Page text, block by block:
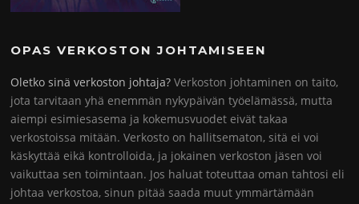
OPAS VERKOSTON JOHTAMISEEN
Oletko sinä verkoston johtaja? Verkoston johtaminen on taito,
jota tarvitaan yhä enemmän nykypäivän työelämässä, mutta
aiempi esimiesasema ja kokemusvuodet eivät takaa
verkostoissa mitään. Verkosto on hallitsematon, sitä ei voi
käskyttää eikä kontrolloida, ja jokainen verkoston jäsen voi
vaikuttaa sen toimintaan. Jos haluat toteuttaa oman tahtosi eli
johtaa verkostoa, sinun pitää saada muut ymmärtämään